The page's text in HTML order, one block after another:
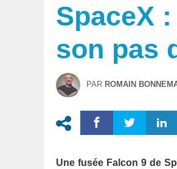
SpaceX
son pas
PAR ROMAIN
Une fusée Falcon 9 de